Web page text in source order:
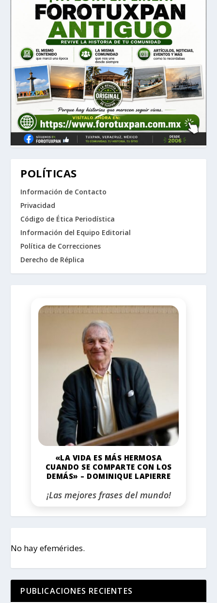
POLÍTICAS
Información de Contacto
Privacidad
Código de Ética Periodística
Información del Equipo Editorial
Política de Correcciones
Derecho de Réplica
«LA VIDA ES MÁS HERMOSA
CUANDO SE COMPARTE CON LOS
DEMÁS» – DOMINIQUE LAPIERRE
¡Las mejores frases del mundo!
No hay efemérides.
PUBLICACIONES RECIENTES